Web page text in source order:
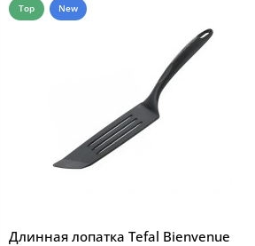
Top New
Длинная лопатка Tefal Bienvenue